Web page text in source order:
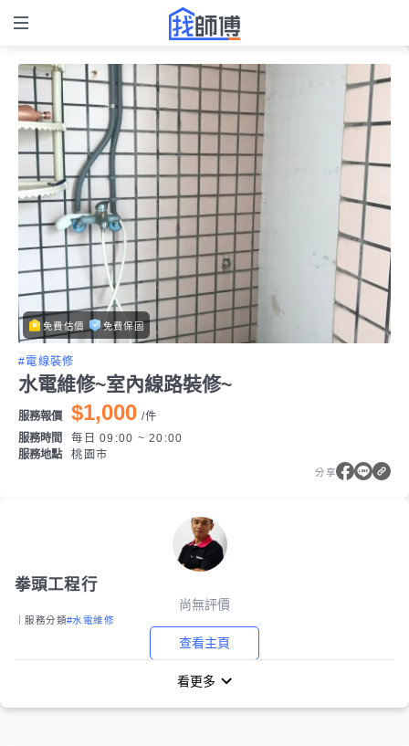
免費估價 免費保固
#電線裝修
水電維修~室內線路裝修~
服務報價 $1,000 /件
服務時間
每日 09:00 ~ 20:00
服務地點
桃園市
分享
拳頭工程行
尚無評價
｜服務分類#水電維修
查看主頁
看更多